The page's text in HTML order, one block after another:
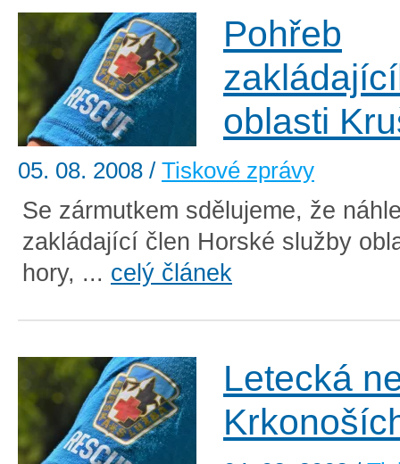
Pohřeb
oblasti
05. 08. 2008 / Tiskové zprávy
Se zármutkem sdělujeme, že
zakládající člen Horské služby
hory, ... celý článek
Letecká